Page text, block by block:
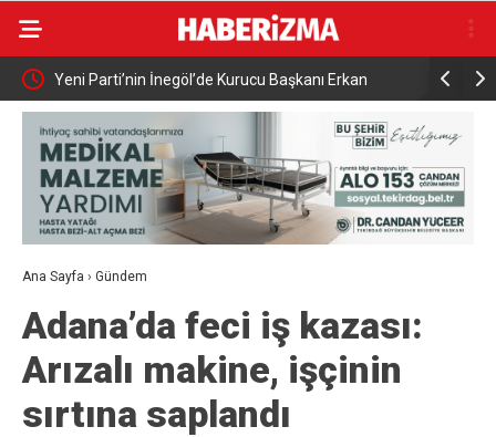
İş Yeni Parti’nin İnegöl’de Kurucu Başkanı Erkan
Dönmez Oldu.
Elektrikli
yaralandı
Ana Sayfa › Gündem
Adana’da feci iş kazası:
Arızalı makine, işçinin
sırtına saplandı